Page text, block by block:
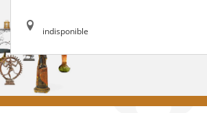
indisponible